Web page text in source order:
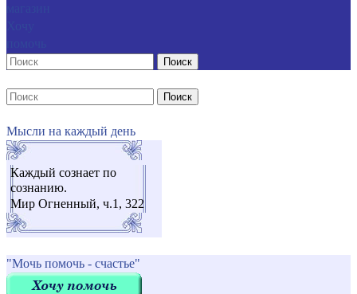
Поиск
Поиск
Мысли на каждый день
Каждый сознает по
сознанию.
Мир Огненный, ч.1, 322
"Мочь помочь - счастье"